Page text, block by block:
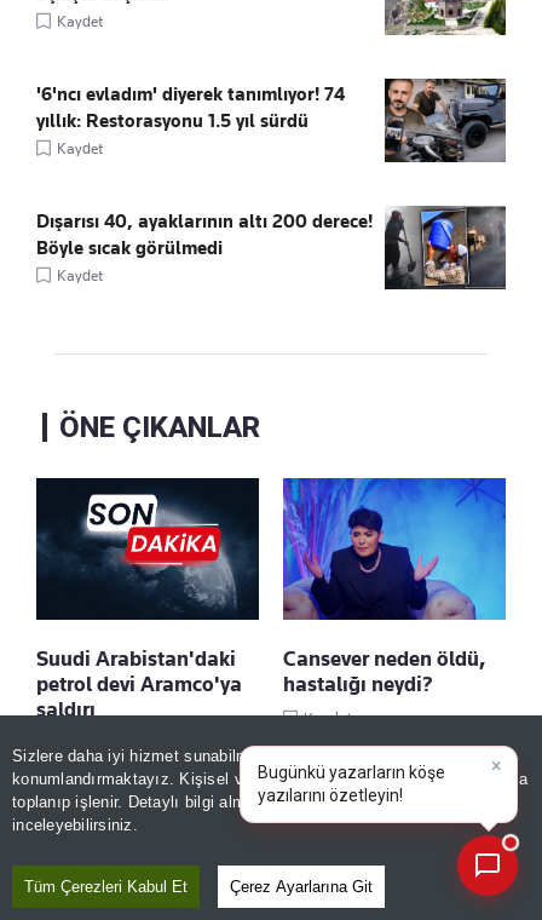
Sizlere daha iyi hizmet sunabilmek adına sitemizde
konumlandırmaktayız. Kişisel verileriniz, KVKK ve GDPR kapsamında
toplanıp işlenir. Detaylı bilgi almak içinAydınlatma Metnimizi
inceleyebilirsiniz.
Tüm Çerezleri Kabul Et Çerez Ayarlarına Git
Kaydet
'6'ncı evladım' diyerek tanımlıyor! 74
yıllık: Restorasyonu 1.5 yıl sürdü
Kaydet
Dışarısı 40, ayaklarının altı 200 derece!
Böyle sıcak görülmedi
Kaydet
ÖNE ÇIKANLAR
Suudi Arabistan'daki
petrol devi Aramco'ya
saldırı
Cansever neden öldü,
hastalığı neydi?
Kaydet
|